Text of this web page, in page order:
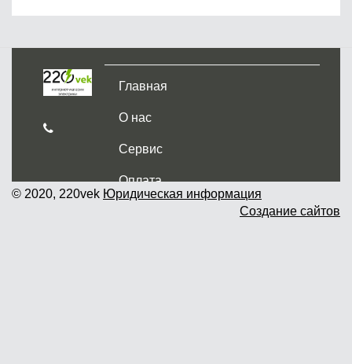
Главная
О нас
Сервис
Оплата
Доставка и самовывоз
© 2020, 220vek Юридическая информация
Создание сайтов